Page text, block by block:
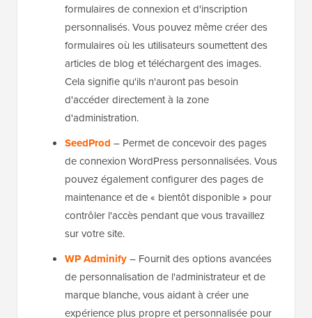
formulaires de connexion et d'inscription
personnalisés. Vous pouvez même créer des
formulaires où les utilisateurs soumettent des
articles de blog et téléchargent des images.
Cela signifie qu'ils n'auront pas besoin
d'accéder directement à la zone
d'administration.
SeedProd – Permet de concevoir des pages
de connexion WordPress personnalisées. Vous
pouvez également configurer des pages de
maintenance et de « bientôt disponible » pour
contrôler l'accès pendant que vous travaillez
sur votre site.
WP Adminify– Fournit des options avancées
de personnalisation de l'administrateur et de
marque blanche, vous aidant à créer une
expérience plus propre et personnalisée pour